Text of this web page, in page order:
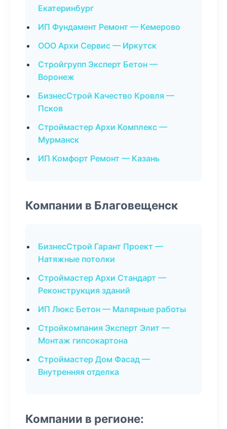
Екатеринбург
ИП Фундамент Ремонт — Кемерово
ООО Архи Сервис — Иркутск
Стройгрупп Эксперт Бетон —
Воронеж
БизнесСтрой Качество Кровля —
Псков
Строймастер Архи Комплекс —
Мурманск
ИП Комфорт Ремонт — Казань
Компании в Благовещенск
БизнесСтрой Гарант Проект —
Натяжные потолки
Строймастер Архи Стандарт —
Реконструкция зданий
ИП Люкс Бетон — Малярные работы
Стройкомпания Эксперт Элит —
Монтаж гипсокартона
Строймастер Дом Фасад —
Внутренняя отделка
Компании в регионе: